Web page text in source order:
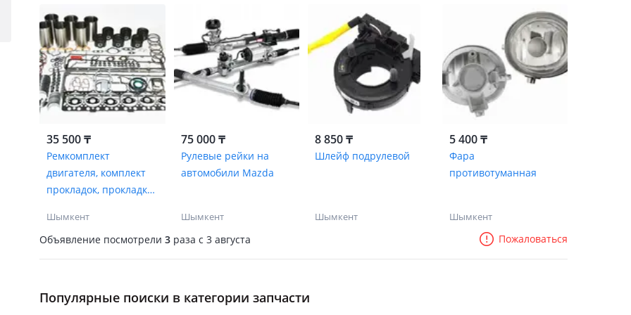
35 500 ₸
Ремкомплект
двигателя, комплект
прокладок, прокладки
Шымкент
75 000 ₸
Рулевые рейки на
автомобили Mazda
Шымкент
8 850 ₸
Шлейф подрулевой
Шымкент
5 400 ₸
Фара
противотуманная
Шымкент
Объявление посмотрели 3 раза c 3 августа Пожаловаться
Популярные поиски в категории запчасти